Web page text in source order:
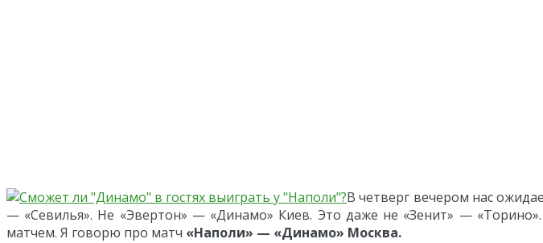
В четверг вечером нас
— «Севилья». Не «Эвертон» — «Динамо» Киев. Это даже не «Зенит» —
матчем. Я говорю про матч «Наполи» — «Динамо» Москва.